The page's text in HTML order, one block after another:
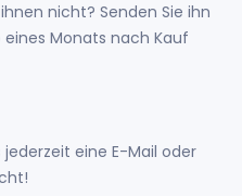
nicht? Senden Sie ihn
Monats nach Kauf
jederzeit eine E-Mail oder